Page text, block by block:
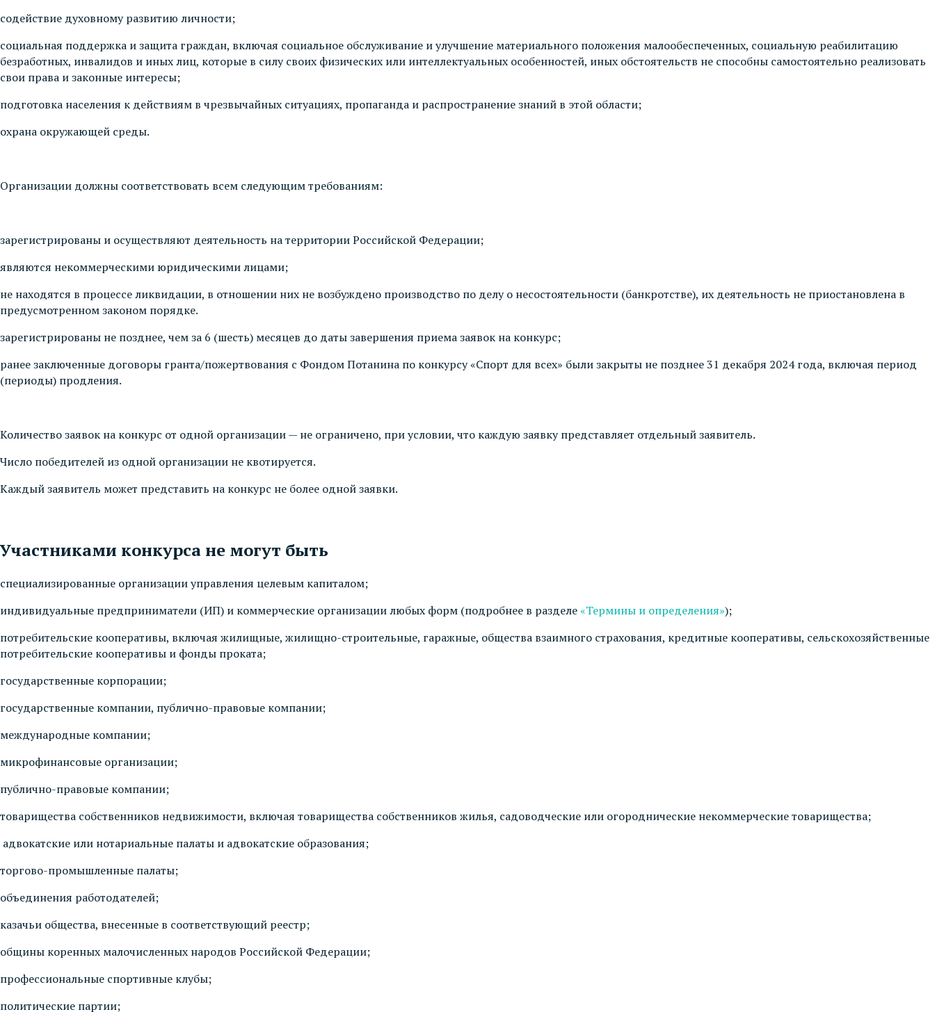
содействие духовному развитию личности;
социальная поддержка и защита граждан, включая социальное обслуживание и улучшение материального положения малообеспеченных, социальную реабилитацию
безработных, инвалидов и иных лиц, которые в силу своих физических или интеллектуальных особенностей, иных обстоятельств не способны самостоятельно реализовать
свои права и законные интересы;
подготовка населения к действиям в чрезвычайных ситуациях, пропаганда и распространение знаний в этой области;
охрана окружающей среды.
Организации должны соответствовать всем следующим требованиям:
зарегистрированы и осуществляют деятельность на территории Российской Федерации;
являются некоммерческими юридическими лицами;
не находятся в процессе ликвидации, в отношении них не возбуждено производство по делу о несостоятельности (банкротстве), их деятельность не приостановлена в
предусмотренном законом порядке.
зарегистрированы не позднее, чем за 6 (шесть) месяцев до даты завершения приема заявок на конкурс;
ранее заключенные договоры гранта/пожертвования с Фондом Потанина по конкурсу «Спорт для всех» были закрыты не позднее 31 декабря 2024 года, включая период
(периоды) продления.
Количество заявок на конкурс от одной организации — не ограничено, при условии, что каждую заявку представляет отдельный заявитель.
Число победителей из одной организации не квотируется.
Каждый заявитель может представить на конкурс не более одной заявки.
Участниками конкурса не могут быть
специализированные организации управления целевым капиталом;
индивидуальные предприниматели (ИП) и коммерческие организации любых форм (подробнее в разделе«Термины и определения»);
потребительские кооперативы, включая жилищные, жилищно-строительные, гаражные, общества взаимного страхования, кредитные кооперативы, сельскохозяйственные
потребительские кооперативы и фонды проката;
государственные корпорации;
государственные компании, публично-правовые компании;
международные компании;
микрофинансовые организации;
публично-правовые компании;
товарищества собственников недвижимости, включая товарищества собственников жилья, садоводческие или огороднические некоммерческие товарищества;
адвокатские или нотариальные палаты и адвокатские образования;
торгово-промышленные палаты;
объединения работодателей;
казачьи общества, внесенные в соответствующий реестр;
общины коренных малочисленных народов Российской Федерации;
профессиональные спортивные клубы;
политические партии;